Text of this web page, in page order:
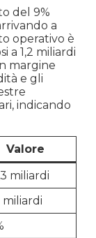
del 9%
a
operativo è
a 1,2 miliardi
margine
e gli
indicando
Valore
miliardi
miliardi